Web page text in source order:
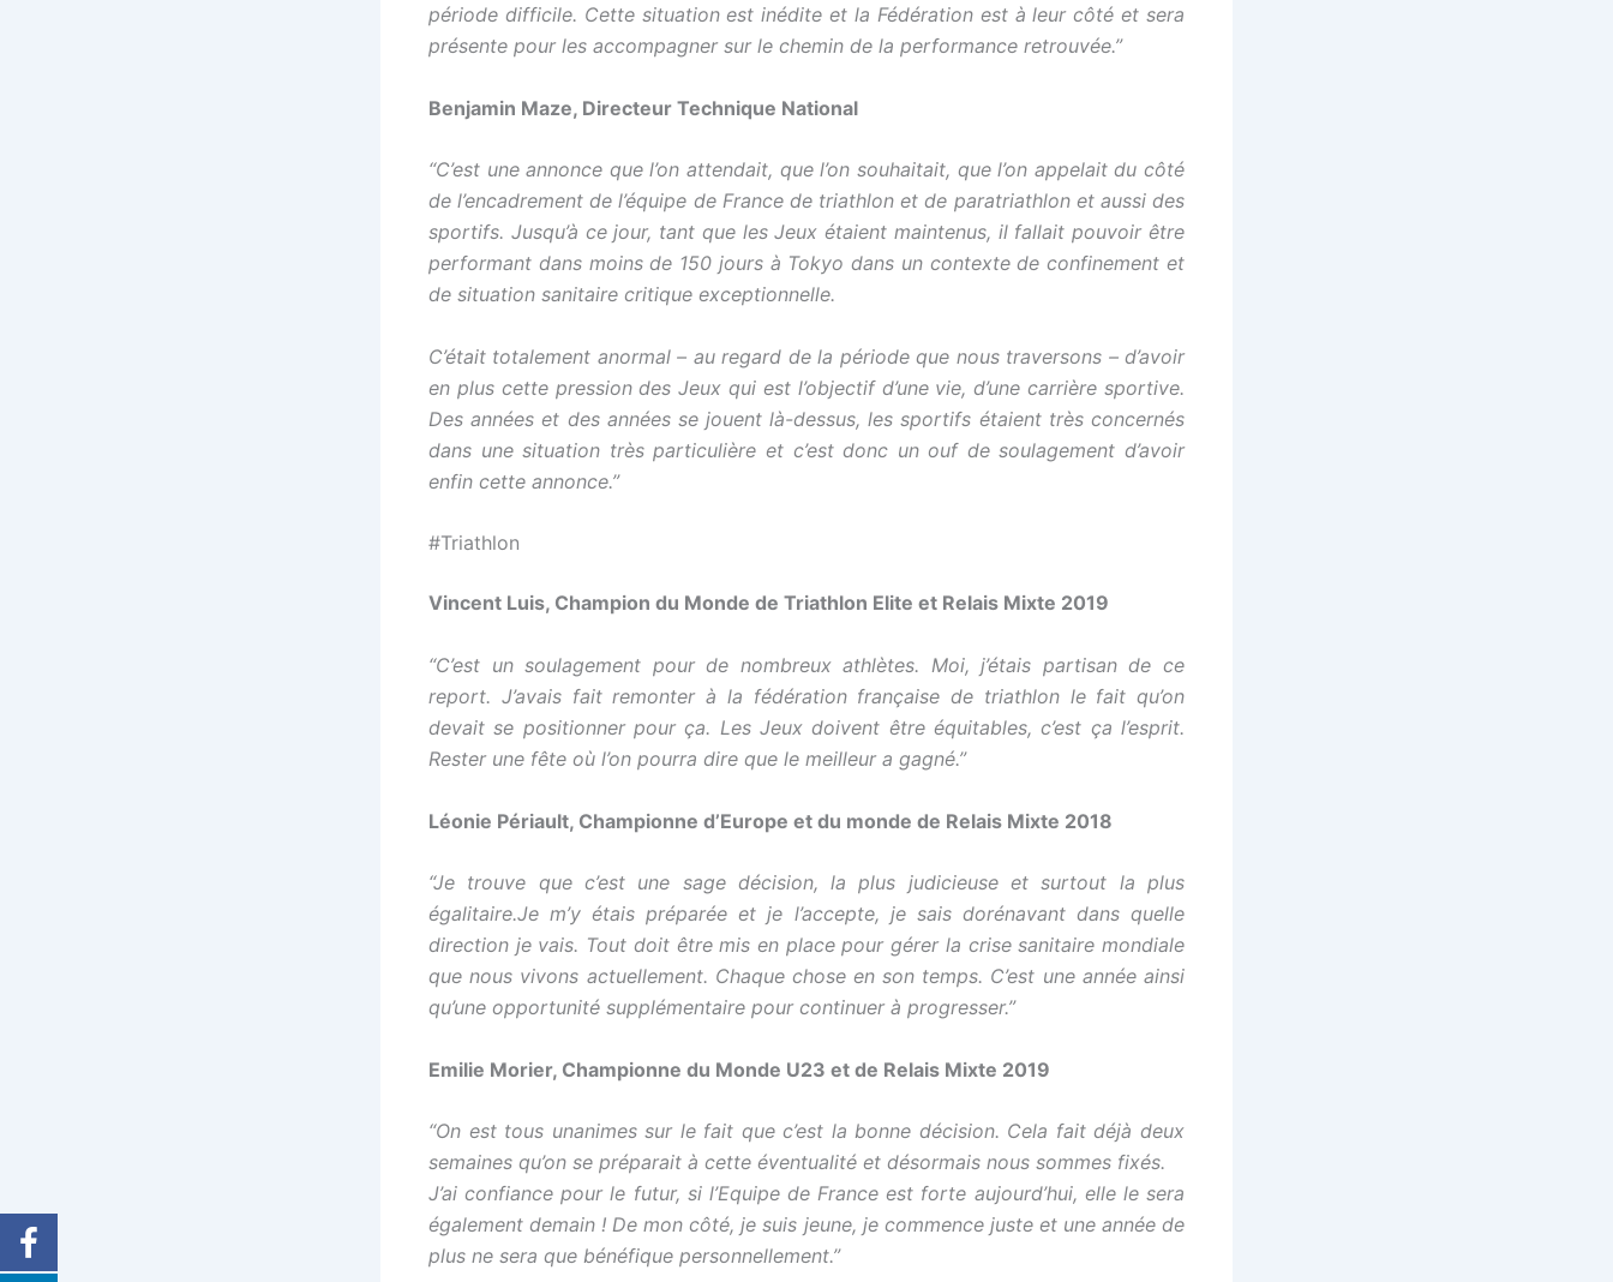
période difficile. Cette situation est inédite et la Fédération est à leur côté et sera
présente pour les accompagner sur le chemin de la performance retrouvée.”
Benjamin Maze, Directeur Technique National
“C’est une annonce que l’on attendait, que l’on souhaitait, que l’on appelait du côté
de l’encadrement de l’équipe de France de triathlon et de paratriathlon et aussi des
sportifs. Jusqu’à ce jour, tant que les Jeux étaient maintenus, il fallait pouvoir être
performant dans moins de 150 jours à Tokyo dans un contexte de confinement et
de situation sanitaire critique exceptionnelle.
C’était totalement anormal – au regard de la période que nous traversons – d’avoir
en plus cette pression des Jeux qui est l’objectif d’une vie, d’une carrière sportive.
Des années et des années se jouent là-dessus, les sportifs étaient très concernés
dans une situation très particulière et c’est donc un ouf de soulagement d’avoir
enfin cette annonce.”
#Triathlon
Vincent Luis, Champion du Monde de Triathlon Elite et Relais Mixte 2019
“C’est un soulagement pour de nombreux athlètes. Moi, j’étais partisan de ce
report. J’avais fait remonter à la fédération française de triathlon le fait qu’on
devait se positionner pour ça. Les Jeux doivent être équitables, c’est ça l’esprit.
Rester une fête où l’on pourra dire que le meilleur a gagné.”
Léonie Périault, Championne d’Europe et du monde de Relais Mixte 2018
“Je trouve que c’est une sage décision, la plus judicieuse et surtout la plus
égalitaire.Je m’y étais préparée et je l’accepte, je sais dorénavant dans quelle
direction je vais. Tout doit être mis en place pour gérer la crise sanitaire mondiale
que nous vivons actuellement. Chaque chose en son temps. C’est une année ainsi
qu’une opportunité supplémentaire pour continuer à progresser.”
Emilie Morier, Championne du Monde U23 et de Relais Mixte 2019
“On est tous unanimes sur le fait que c’est la bonne décision. Cela fait déjà deux
semaines qu’on se préparait à cette éventualité et désormais nous sommes fixés.
J’ai confiance pour le futur, si l’Equipe de France est forte aujourd’hui, elle le sera
également demain ! De mon côté, je suis jeune, je commence juste et une année de
plus ne sera que bénéfique personnellement.”